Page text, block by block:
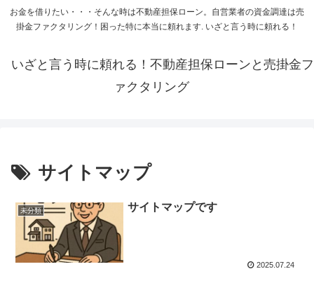
お金を借りたい・・・そんな時は不動産担保ローン。自営業者の資金調達は売
掛金ファクタリング！困った特に本当に頼れます. いざと言う時に頼れる！
いざと言う時に頼れる！不動産担保ローンと売掛金フ
ァクタリング
サイトマップ
未分類 サイトマップです
2025.07.24